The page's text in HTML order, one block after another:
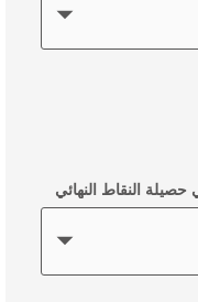
حصيلة النقاط النهائي